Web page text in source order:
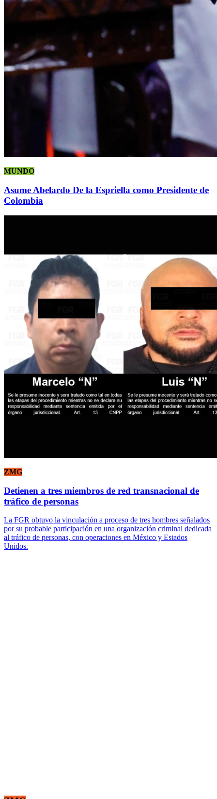
MUNDO
Asume Abelardo De la Espriella como Presidente de
Colombia
ZMG
Detienen a tres miembros de red transnacional de
tráfico de personas
La FGR obtuvo la vinculación a proceso de tres hombres señalados
por su probable participación en una organización criminal dedicada
al tráfico de personas, con operaciones en México y Estados
Unidos.